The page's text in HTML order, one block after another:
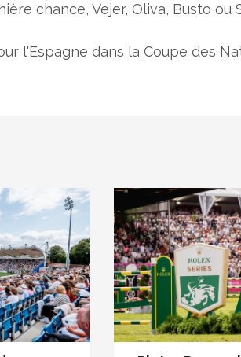
chance, Vejer, Oliva, Busto ou
l'Espagne dans la Coupe des